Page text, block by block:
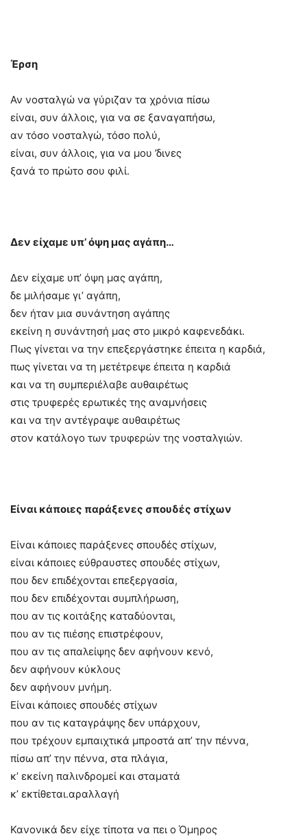
Έρση
Αν νοσταλγώ να γύριζαν τα χρόνια πίσω
είναι, συν άλλοις, για να σε ξαναγαπήσω,
αν τόσο νοσταλγώ, τόσο πολύ,
είναι, συν άλλοις, για να μου ’δινες
ξανά το πρώτο σου φιλί.
Δεν είχαμε υπ’ όψη μας αγάπη…
Δεν είχαμε υπ’ όψη μας αγάπη,
δε μιλήσαμε γι’ αγάπη,
δεν ήταν μια συνάντηση αγάπης
εκείνη η συνάντησή μας στο μικρό καφενεδάκι.
Πως γίνεται να την επεξεργάστηκε έπειτα η καρδιά,
πως γίνεται να τη μετέτρεψε έπειτα η καρδιά
και να τη συμπεριέλαβε αυθαιρέτως
στις τρυφερές ερωτικές της αναμνήσεις
και να την αντέγραψε αυθαιρέτως
στον κατάλογο των τρυφερών της νοσταλγιών.
Είναι κάποιες παράξενες σπουδές στίχων
Είναι κάποιες παράξενες σπουδές στίχων,
είναι κάποιες εύθραυστες σπουδές στίχων,
που δεν επιδέχονται επεξεργασία,
που δεν επιδέχονται συμπλήρωση,
που αν τις κοιτάξης καταδύονται,
που αν τις πιέσης επιστρέφουν,
που αν τις απαλείψης δεν αφήνουν κενό,
δεν αφήνουν κύκλους
δεν αφήνουν μνήμη.
Είναι κάποιες σπουδές στίχων
που αν τις καταγράψης δεν υπάρχουν,
που τρέχουν εμπαιχτικά μπροστά απ’ την πέννα,
πίσω απ’ την πέννα, στα πλάγια,
κ’ εκείνη παλινδρομεί και σταματά
κ’ εκτίθεται.αραλλαγή
Κανονικά δεν είχε τίποτα να πει ο Όμηρος